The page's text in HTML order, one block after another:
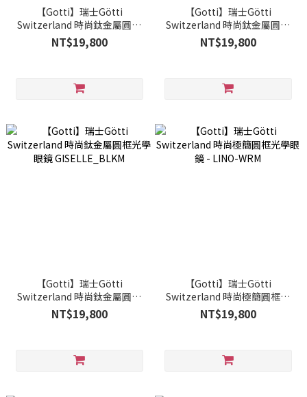
【Gotti】瑞士Götti
Switzerland 時尚鈦金屬圓框
光學眼鏡 GISELLE_PSM
NT$19,800
【Gotti】瑞士Götti
Switzerland 時尚鈦金屬圓框
光學眼鏡 GISELLE_GLS
NT$19,800
【Gotti】瑞士Götti
Switzerland 時尚鈦金屬圓框
光學眼鏡 GISELLE_BLKM
NT$19,800
【Gotti】瑞士Götti
Switzerland 時尚極簡圓框光
學眼鏡 - LINO-WRM
NT$19,800